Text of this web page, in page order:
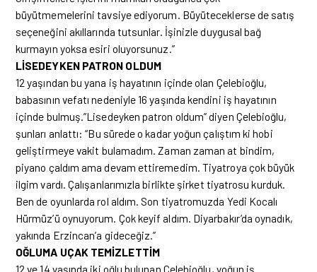
büyütmemelerini tavsiye ediyorum. Büyüteceklerse de satış
seçeneğini akıllarında tutsunlar. İşinizle duygusal bağ
kurmayın yoksa esiri oluyorsunuz.”
LİSEDEYKEN PATRON OLDUM
12 yaşından bu yana iş hayatının içinde olan Çelebioğlu,
babasının vefatı nedeniyle 16 yaşında kendini iş hayatının
içinde bulmuş.”Lisedeyken patron oldum” diyen Çelebioğlu,
şunları anlattı: “Bu sürede o kadar yoğun çalıştım ki hobi
geliştirmeye vakit bulamadım. Zaman zaman at bindim,
piyano çaldım ama devam ettiremedim. Tiyatroya çok büyük
ilgim vardı. Çalışanlarımızla birlikte şirket tiyatrosu kurduk.
Ben de oyunlarda rol aldım. Son tiyatromuzda Yedi Kocalı
Hürmüz’ü oynuyorum. Çok keyif aldım. Diyarbakır’da oynadık,
yakında Erzincan’a gideceğiz.”
OĞLUMA UÇAK TEMİZLETTİM
12 ve 14 yaşında iki oğlu bulunan Çelebioğlu, yoğun iş